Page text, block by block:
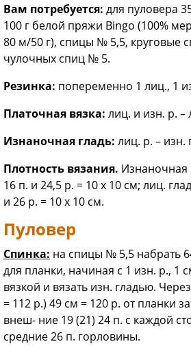
Вам потребуется: для пуловера
100 г белой пряжи Bingo (100%
80 м/50 г), спицы № 5,5, круговые
чулочных спиц № 5.
Резинка: попеременно 1 лиц., 1
Платочная вязка: лиц. и изн. р. –
Изнаночная гладь: лиц. р. – изн.
Плотность вязания. Изнаночная
16 п. и 24,5 р. = 10 х 10 см; лиц.
и 26 р. = 10 х 10 см.
Пуловер
Спинка: на спицы № 5,5 набрать
для планки, начиная с 1 изн. р., 1
вязкой и вязать изн. гладью.
= 112 р.) 49 см = 120 р. от планки
внеш- ние 19 (21) 24 п. с каждой
средние 26 п. горловины.